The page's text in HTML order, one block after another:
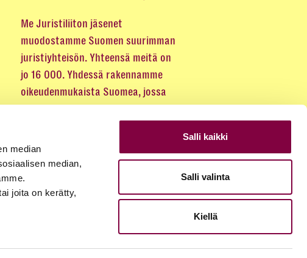
median
median,
joita on kerätty,
Salli kaikki
Salli valinta
Kiellä
Me Juristiliiton jäsenet
muodostamme Suomen suurimman
juristiyhteisön. Yhteensä meitä on
jo 16 000. Yhdessä rakennamme
oikeudenmukaista Suomea, jossa